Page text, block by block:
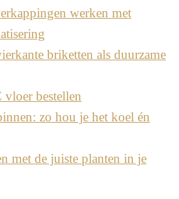
werken met
briketten als duurzame
bestellen
zo hou je het koel én
met de juiste planten in je